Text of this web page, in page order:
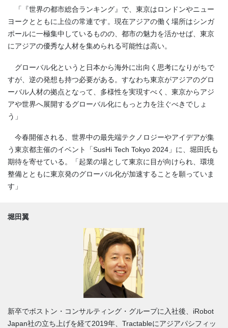
「『世界の都市総合ランキング』で、東京はロンドンやニュー
ヨークとともに上位の常連です。現在アジアの働く場所はシンガ
ポールに一極集中しているものの、都市の魅力を活かせば、東京
にアジアの優秀な人材を集められる可能性は高い。
グローバル化というと日本から海外に出向く思考になりがちで
すが、逆の発想も持つ必要がある。すなわち東京がアジアのグロ
ーバル人材の拠点となって、多様性を実現すべく、東京からアジ
アや世界へ展開するグローバル化にもっと力を注ぐべきでしょ
う」
今春開催される、世界中の最先端テクノロジーやアイデアが集
う東京都主催のイベント「SusHi Tech Tokyo 2024」に、堀田氏も
期待を寄せている。「起業の場として東京に目が向けられ、環境
整備とともに東京発のグローバル化が加速することを願っていま
す」
堀田翼
新卒でボストン・コンサルティング・グループに入社後、iRobot
Japan社の立ち上げを経て2019年、Tractableにアジアパシフィッ